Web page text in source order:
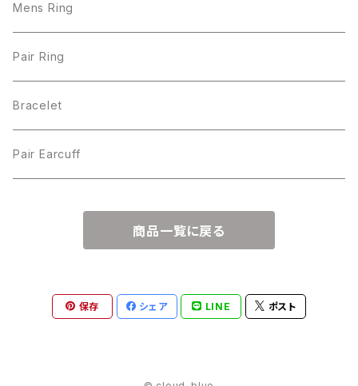
Mens Ring
Pair Ring
Bracelet
Pair Earcuff
商品一覧に戻る
保存 シェア LINE ポスト